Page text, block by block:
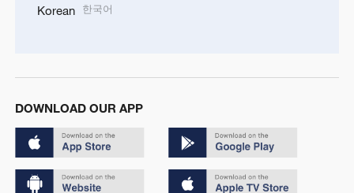
Korean 한국어
DOWNLOAD OUR APP